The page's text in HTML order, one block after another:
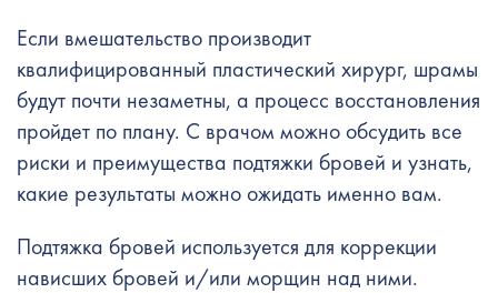
Если вмешательство производит
квалифицированный пластический хирург, шрамы
будут почти незаметны, а процесс восстановления
пройдет по плану. С врачом можно обсудить все
риски и преимущества подтяжки бровей и узнать,
какие результаты можно ожидать именно вам.
Подтяжка бровей используется для коррекции
нависших бровей и/или морщин над ними.